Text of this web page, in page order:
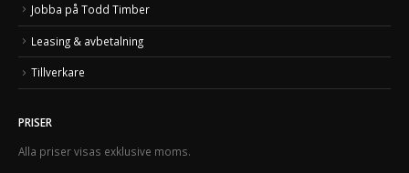
Jobba på Todd Timber
Leasing & avbetalning
Tillverkare
PRISER
Alla priser visas exklusive moms.